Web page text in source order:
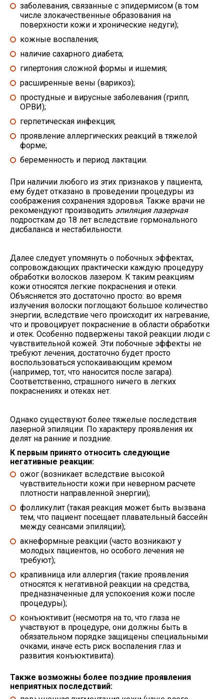
заболевания, связанные с эпидермисом (в том
числе злокачественные образования на
поверхности кожи и хронические недуги);
кожные воспаления;
наличие сахарного диабета;
гипертония сложной формы и ишемия;
расширенные вены (варикоз);
простудные и вирусные заболевания (грипп,
ОРВИ);
герпетическая инфекция;
проявление аллергических реакций в тяжелой
форме;
беременность и период лактации.
При наличии любого из этих признаков у пациента,
ему будет отказано в проведении процедуры из
соображения сохранения здоровья. Также врачи не
рекомендуют производить эпиляция лазерная
подросткам до 18 лет вследствие гормонального
дисбаланса и нестабильности.
Далее следует упомянуть о побочных эффектах,
сопровождающих практически каждую процедуру
обработки волосков лазером. К таким реакциям
кожи относятся легкие покраснения и отеки.
Объясняется это достаточно просто: во время
излучения волоски поглощают большое количество
энергии, вследствие чего происходит их нагревание,
что и провоцирует покраснение в области обработки
и отек. Особенно подвержены такой реакции люди с
чувствительной кожей. Эти побочные эффекты не
требуют лечения, достаточно будет просто
воспользоваться успокаивающим кремом
(например, тот, что наносится после загара).
Соответственно, страшного ничего в легких
покраснениях и отеках нет.
Однако существуют более тяжелые последствия
лазерной эпиляции. По характеру проявления их
делят на ранние и поздние.
К первым принято относить следующие
негативные реакции:
ожог (возникает вследствие высокой
чувствительности кожи при неверном расчете
плотности направленной энергии);
фолликулит (такая реакция может быть вызвана
тем, что пациент посещает плавательный бассейн
между сеансами эпиляции);
акнеформные реакции (часто возникают у
молодых пациентов, но особого лечения не
требуют);
крапивница или аллергия (такие проявления
относятся к негативной реакции на средства,
предназначенные для успокоения кожи после
процедуры);
конъюктивит (несмотря на то, что глаза не
участвуют в процедуре, они должны быть в
обязательном порядке защищены специальными
очками, иначе есть риск воспаления глаз и
развития конъюктивита).
Также возможны более поздние проявления
неприятных последствий: